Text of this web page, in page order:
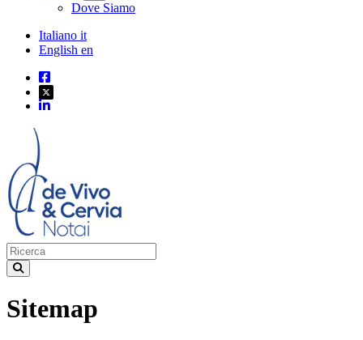
Dove Siamo
Italiano it
English en
Sitemap